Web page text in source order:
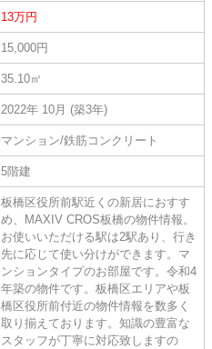
13万円
15,000円
35.10㎡
2022年 10月 (築3年)
マンション/鉄筋コンクリート
5階建
板橋区役所前駅近くの新居におすす
め、MAXIV CROS板橋の物件情報。
お使いいただける駅は2駅あり、行き
先に応じて使い分けができます。マ
ンションタイプのお部屋です。令和4
年築の物件です。板橋区エリアや板
橋区役所前付近の物件情報を数多く
取り揃えております。知識の豊富な
スタッフが丁寧に対応致しますの